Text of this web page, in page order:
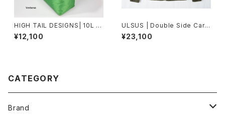
HIGH TAIL DESIGNS| 10L St
uff Sack TX50
¥12,100
ULSUS | Double Side Cardi
gan
¥23,100
CATEGORY
Brand